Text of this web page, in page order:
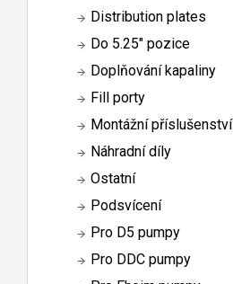
Distribution plates
Do 5.25" pozice
Doplňování kapaliny
Fill porty
Montážní příslušenství
Náhradní díly
Ostatní
Podsvícení
Pro D5 pumpy
Pro DDC pumpy